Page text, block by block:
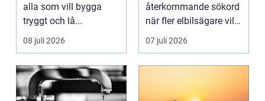
alla som vill bygga
tryggt och lå...
08 juli 2026
återkommande sökord
när fler elbilsägare vill
ladda hemma på ett
säk...
07 juli 2026